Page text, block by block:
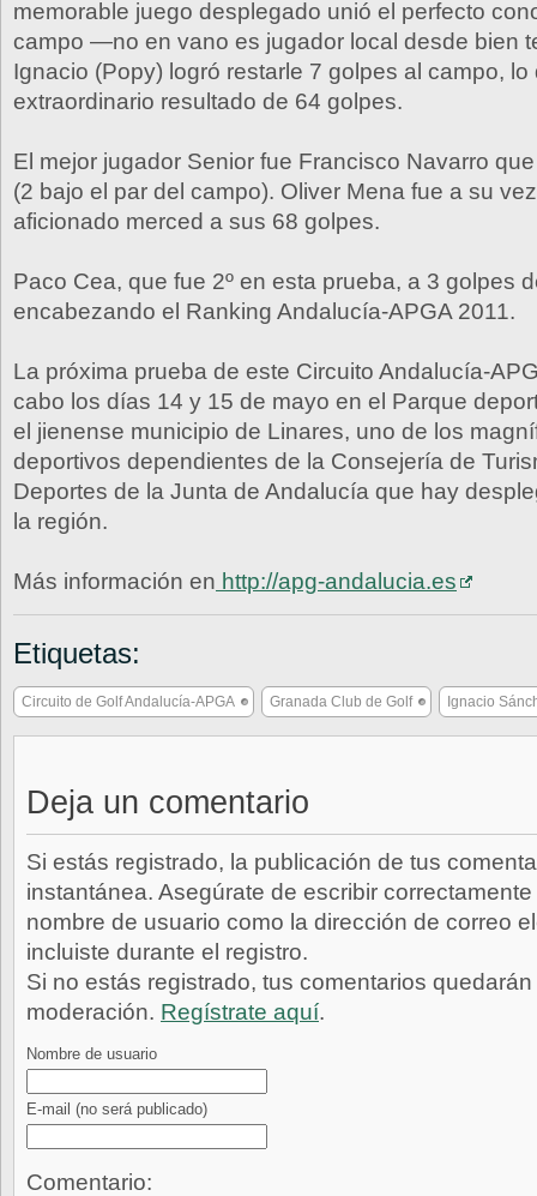
memorable juego desplegado unió el perfecto
campo —no en vano es jugador local desde bien
Ignacio (Popy) logró restarle 7 golpes al campo,
extraordinario resultado de 64 golpes.
El mejor jugador Senior fue Francisco Navarro
(2 bajo el par del campo). Oliver Mena fue a su
aficionado merced a sus 68 golpes.
Paco Cea, que fue 2º en esta prueba, a 3 golpes
encabezando el Ranking Andalucía-APGA 2011.
La próxima prueba de este Circuito Andalucía-
cabo los días 14 y 15 de mayo en el Parque
el jienense municipio de Linares, uno de los
deportivos dependientes de la Consejería de
Deportes de la Junta de Andalucía que hay
la región.
Más información en http://apg-andalucia.es
Etiquetas:
Circuito de Golf Andalucía-APGA Granada Club de Golf Ignacio
Deja un comentario
Si estás registrado, la publicación de tus
instantánea. Asegúrate de escribir
nombre de usuario como la dirección de correo
incluiste durante el registro.
Si no estás registrado, tus comentarios
moderación. Regístrate aquí.
Nombre de usuario
E-mail (no será publicado)
Comentario: